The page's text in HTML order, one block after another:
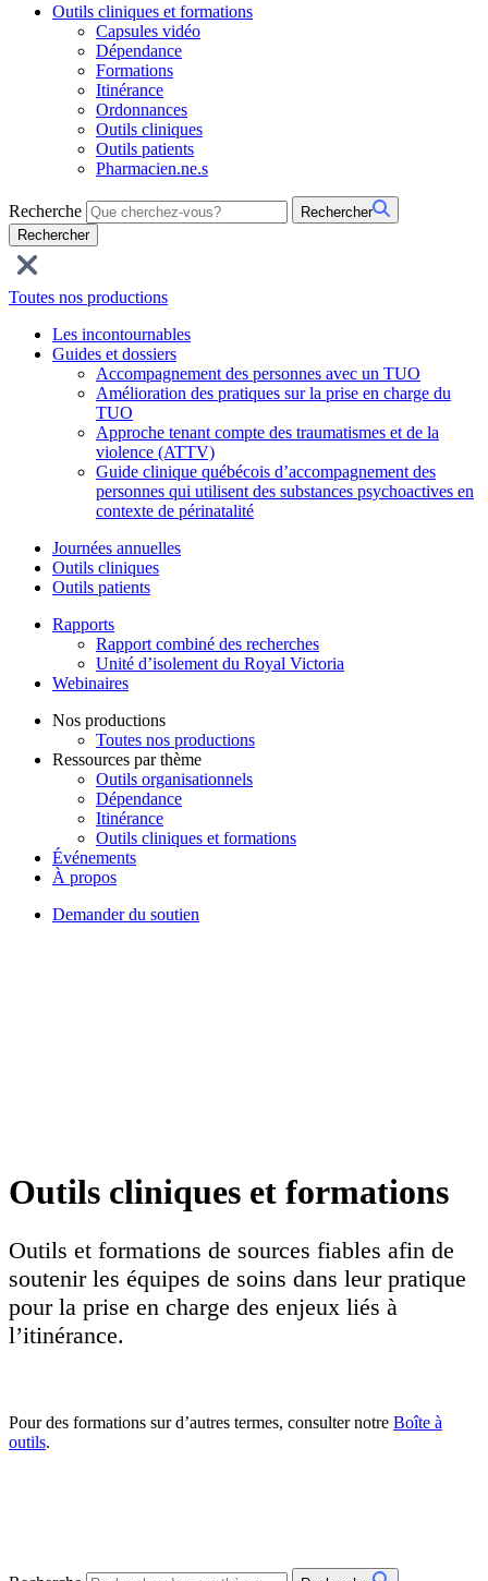
Outils cliniques et formations
Capsules vidéo
Dépendance
Formations
Itinérance
Ordonnances
Outils cliniques
Outils patients
Pharmacien.ne.s
Recherche Rechercher
Toutes nos productions
Les incontournables
Guides et dossiers
Accompagnement des personnes avec un TUO
Amélioration des pratiques sur la prise en charge du
TUO
Approche tenant compte des traumatismes et de la
violence (ATTV)
Guide clinique québécois d’accompagnement des
personnes qui utilisent des substances psychoactives en
contexte de périnatalité
Journées annuelles
Outils cliniques
Outils patients
Rapports
Rapport combiné des recherches
Unité d’isolement du Royal Victoria
Webinaires
Nos productions
Toutes nos productions
Ressources par thème
Outils organisationnels
Dépendance
Itinérance
Outils cliniques et formations
Événements
À propos
Demander du soutien
Outils cliniques et formations
Outils et formations de sources fiables afin de
soutenir les équipes de soins dans leur pratique
pour la prise en charge des enjeux liés à
l’itinérance.
Pour des formations sur d’autres termes, consulter notre Boîte à
outils.